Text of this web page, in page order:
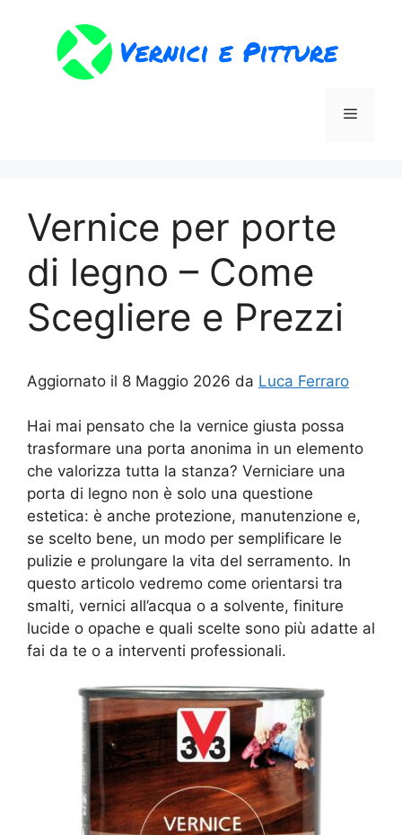
contenuto
Menu
Vernice per porte
di legno​ – Come
Scegliere e Prezzi
Aggiornato il 8 Maggio 2026 da Luca Ferraro
Hai mai pensato che la vernice giusta possa
trasformare una porta anonima in un elemento
che valorizza tutta la stanza? Verniciare una
porta di legno non è solo una questione
estetica: è anche protezione, manutenzione e,
se scelto bene, un modo per semplificare le
pulizie e prolungare la vita del serramento. In
questo articolo vedremo come orientarsi tra
smalti, vernici all’acqua o a solvente, finiture
lucide o opache e quali scelte sono più adatte al
fai da te o a interventi professionali.